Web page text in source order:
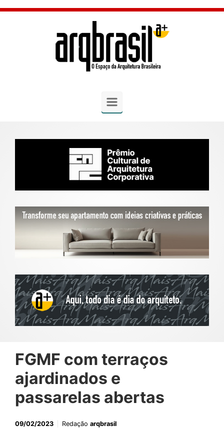
Skip to main content
FGMF com terraços
ajardinados e
passarelas abertas
09/02/2023 Redação arqbrasil